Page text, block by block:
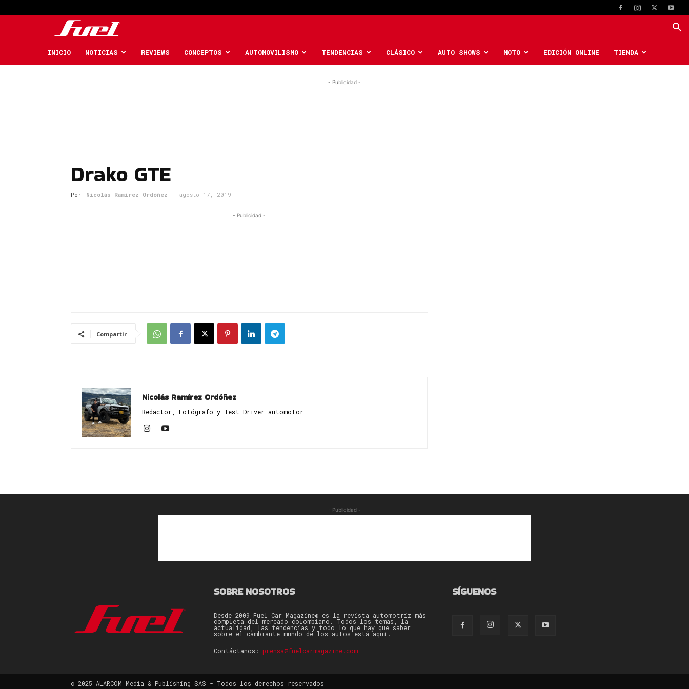
Car
INICIO NOTICIAS REVIEWS CONCEPTOS AUTOMOVILISMO TENDENCIAS CLÁSICO AUTO SHOWS MOTO EDICIÓN ONLINE TIENDA
- Publicidad -
Drako GTE
Por Nicolás Ramírez Ordóñez - agosto 17, 2019
- Publicidad -
Compartir
Nicolás Ramírez Ordóñez
Redactor, Fotógrafo y Test Driver automotor
- Publicidad -
SOBRE NOSOTROS
Desde 2009 Fuel Car Magazine® es la revista automotriz más
completa del mercado colombiano. Todos los temas, la
actualidad, las tendencias y todo lo que hay que saber
sobre el cambiante mundo de los autos está aquí.
Contáctanos: prensa@fuelcarmagazine.com
SÍGUENOS
© 2025 ALARCOM Media & Publishing SAS - Todos los derechos reservados